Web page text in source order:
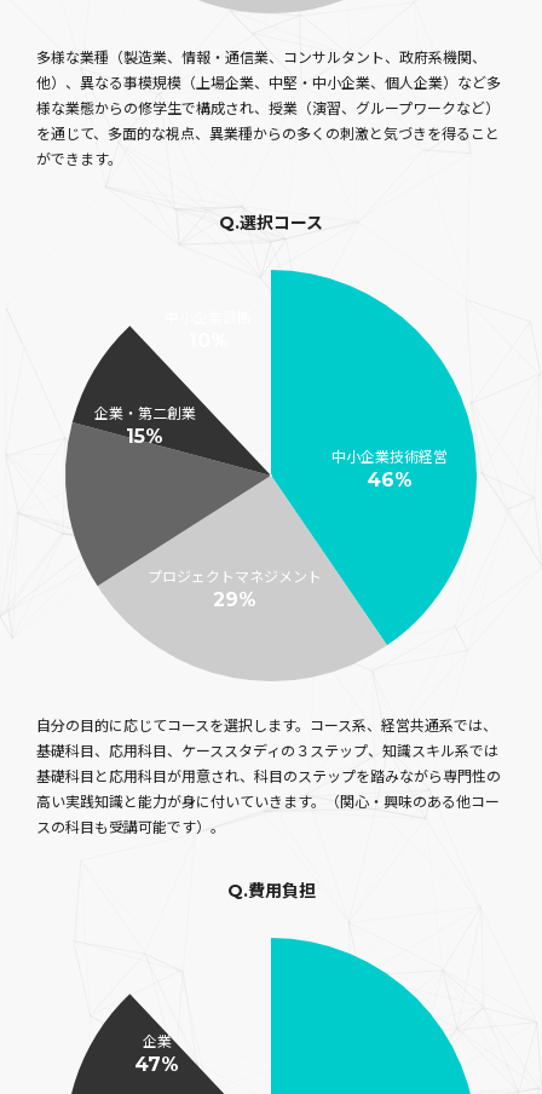
多様な業種（製造業、情報・通信業、コンサルタント、政府系機関、
他）、異なる事模規模（上場企業、中堅・中小企業、個人企業）など多
様な業態からの修学生で構成され、授業（演習、グループワークなど）
を通じて、多面的な視点、異業種からの多くの刺激と気づきを得ること
ができます。
Q.選択コース
中小企業技術経営
46%
プロジェクトマネジメント
29%
企業・第二創業
15%
自分の目的に応じてコースを選択します。コース系、経営共通系では、
基礎科目、応用科目、ケーススタディの３ステップ、知識スキル系では
基礎科目と応用科目が用意され、科目のステップを踏みながら専門性の
高い実践知識と能力が身に付いていきます。（関心・興味のある他コー
スの科目も受講可能です）。
Q.費用負担
企業
47%